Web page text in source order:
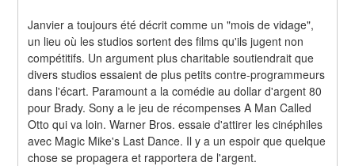
Janvier a toujours été décrit comme un "mois de vidage",
un lieu où les studios sortent des films qu'ils jugent non
compétitifs. Un argument plus charitable soutiendrait que
divers studios essaient de plus petits contre-programmeurs
dans l'écart. Paramount a la comédie au dollar d'argent 80
pour Brady. Sony a le jeu de récompenses A Man Called
Otto qui va loin. Warner Bros. essaie d'attirer les cinéphiles
avec Magic Mike's Last Dance. Il y a un espoir que quelque
chose se propagera et rapportera de l'argent.